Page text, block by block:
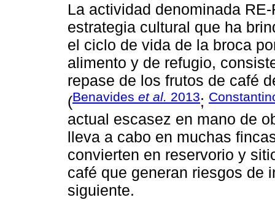
La actividad denominada
estrategia cultural que ha
el ciclo de vida de la broca
alimento y de refugio,
repase de los frutos de café
(Benavides et al. 2013;
actual escasez en mano de
lleva a cabo en muchas
convierten en reservorio y
café que generan riesgos de
siguiente.